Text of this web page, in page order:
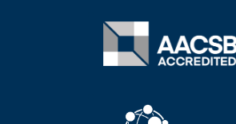
Image
Image